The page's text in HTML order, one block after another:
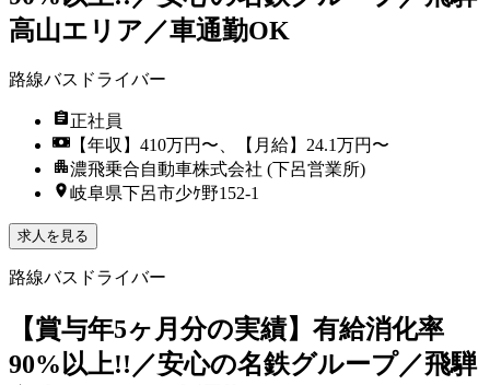
高山エリア／車通勤OK
路線バスドライバー
正社員
【年収】410万円〜、【月給】24.1万円〜
濃飛乗合自動車株式会社 (下呂営業所)
岐阜県下呂市少ｹ野152-1
求人を見る
路線バスドライバー
【賞与年5ヶ月分の実績】有給消化率
90%以上!!／安心の名鉄グループ／飛騨